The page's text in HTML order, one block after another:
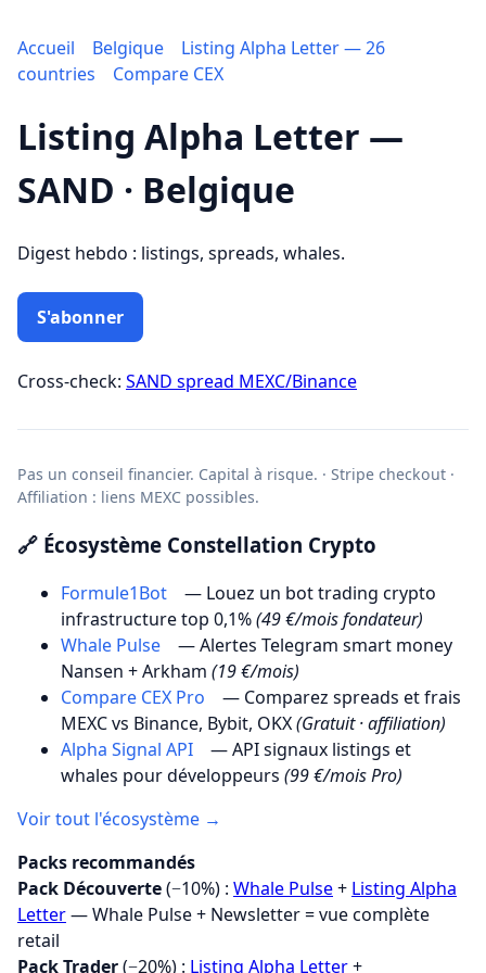
Accueil Belgique
Listing Alpha Letter — 26
countries
Compare CEX
Listing Alpha Letter —
SAND · Belgique
Digest hebdo : listings, spreads, whales.
S'abonner
Cross-check: SAND spread MEXC/Binance
Pas un conseil financier. Capital à risque. · Stripe checkout ·
Affiliation : liens MEXC possibles.
🔗 Écosystème Constellation Crypto
Formule1Bot
— Louez un bot trading crypto
infrastructure top 0,1%(49 €/mois fondateur)
Whale Pulse
— Alertes Telegram smart money
Nansen + Arkham (19 €/mois)
Compare CEX Pro
— Comparez spreads et frais
MEXC vs Binance, Bybit, OKX(Gratuit · affiliation)
Alpha Signal API
— API signaux listings et
whales pour développeurs (99 €/mois Pro)
Voir tout l'écosystème →
Packs recommandés
Pack Découverte(−10%) : Whale Pulse+ Listing Alpha
Letter— Whale Pulse + Newsletter = vue complète
retail
Pack Trader(−20%) : Listing Alpha Letter+